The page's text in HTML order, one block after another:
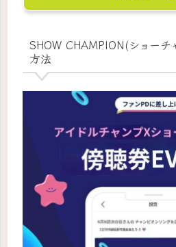
SHOW CHAMPION(ショー
方法